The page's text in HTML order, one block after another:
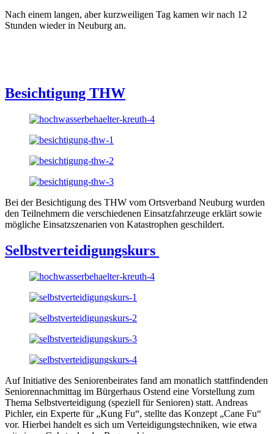
Nach einem langen, aber kurzweiligen Tag kamen wir nach 12
Stunden wieder in Neuburg an.
Besichtigung THW
Bei der Besichtigung des THW vom Ortsverband Neuburg wurden
den Teilnehmern die verschiedenen Einsatzfahrzeuge erklärt sowie
mögliche Einsatzszenarien von Katastrophen geschildert.
Selbstverteidigungskurs
Auf Initiative des Seniorenbeirates fand am monatlich stattfindenden
Seniorennachmittag im Bürgerhaus Ostend eine Vorstellung zum
Thema Selbstverteidigung (speziell für Senioren) statt. Andreas
Pichler, ein Experte für „Kung Fu“, stellte das Konzept „Cane Fu“
vor. Hierbei handelt es sich um Verteidigungstechniken, wie etwa